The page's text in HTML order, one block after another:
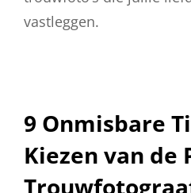
vastleggen.
9 Onmisbare
Kiezen van de